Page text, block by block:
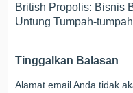
British Propolis: Bisnis
Untung Tumpah-tumpah
Tinggalkan Balasan
Alamat email Anda tidak